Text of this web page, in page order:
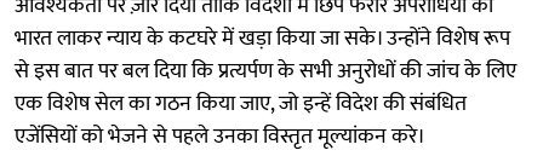
भारत लाकर न्याय के कटघरे में खड़ा किया जा सके। उन्होंने विशेष रूप
से इस बात पर बल दिया कि प्रत्यर्पण के सभी अनुरोधों की जांच के लिए
एक विशेष सेल का गठन किया जाए, जो इन्हें विदेश की संबंधित
एजेंसियों को भेजने से पहले उनका विस्तृत मूल्यांकन करे।